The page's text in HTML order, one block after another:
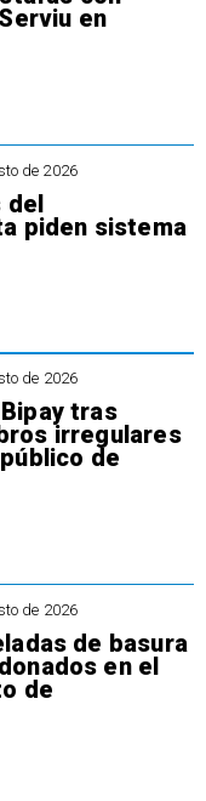
en
de 2026
piden sistema
de 2026
tras
irregulares
de
de 2026
de basura
en el
de